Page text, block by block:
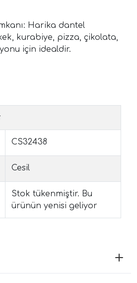
Harika dantel
kurabiye, pizza, çikolata,
için idealdir.
CS32438
Cesil
Stok tükenmiştir. Bu
ürünün yenisi geliyor